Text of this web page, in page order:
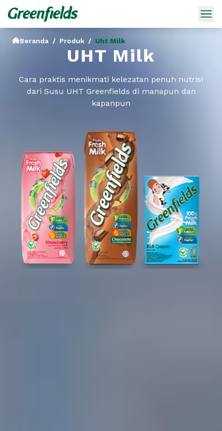
Beranda / Produk / Uht Milk
UHT Milk
Cara praktis menikmati kelezatan penuh nutrisi
dari Susu UHT Greenfields di manapun dan
kapanpun